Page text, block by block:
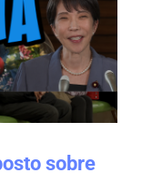
sobre